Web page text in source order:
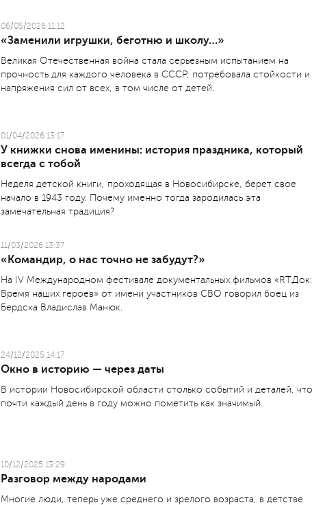
06/05/2026 11:12
«Заменили игрушки, беготню и школу…»
Великая Отечественная война стала серьезным испытанием на
прочность для каждого человека в СССР, потребовала стойкости и
напряжения сил от всех, в том числе от детей.
01/04/2026 13:17
У книжки снова именины: история праздника, который
всегда с тобой
Неделя детской книги, проходящая в Новосибирске, берет свое
начало в 1943 году. Почему именно тогда зародилась эта
замечательная традиция?
11/03/2026 13:37
«Командир, о нас точно не забудут?»
На IV Международном фестивале документальных фильмов «RT.Док:
Время наших героев» от имени участников СВО говорил боец из
Бердска Владислав Манюк.
24/12/2025 14:17
Окно в историю — через даты
В истории Новосибирской области столько событий и деталей, что
почти каждый день в году можно пометить как значимый.
10/12/2025 13:29
Разговор между народами
Многие люди, теперь уже среднего и зрелого возраста, в детстве